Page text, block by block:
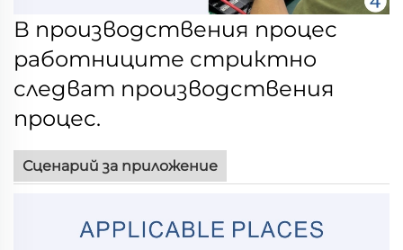
В производствения процес
работниците стриктно
следват производствения
процес.
Сценарий за приложение